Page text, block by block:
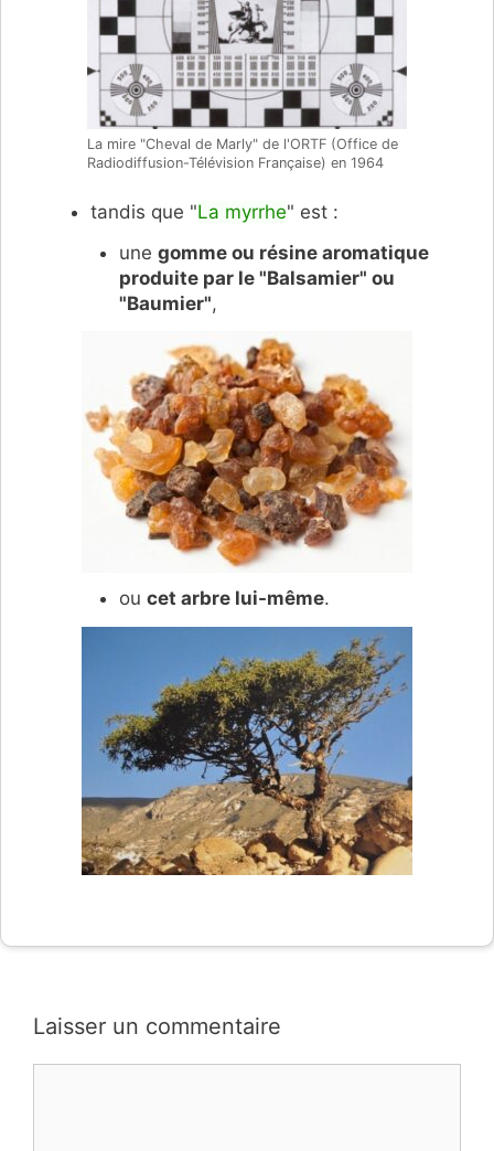
La mire "Cheval de Marly" de l'ORTF (Office de
Radiodiffusion-Télévision Française) en 1964
tandis que "La myrrhe" est :
une gomme ou résine aromatique
produite par le "Balsamier" ou
"Baumier",
ou cet arbre lui-même.
Laisser un commentaire